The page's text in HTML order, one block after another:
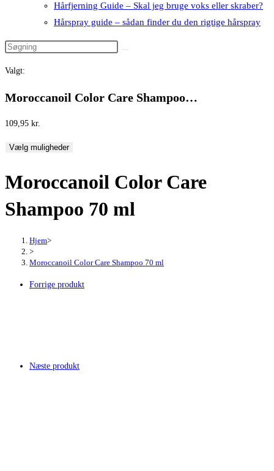
Hårfjerning Guide – Skal jeg bruge voks eller skraber?
Hårspray guide – sådan finder du den rigtige hårspray
Valgt:
Moroccanoil Color Care Shampoo…
109,95 kr.
Vælg muligheder
Moroccanoil Color Care
Shampoo 70 ml
Hjem>
>
Moroccanoil Color Care Shampoo 70 ml
Forrige produkt
Næste produkt